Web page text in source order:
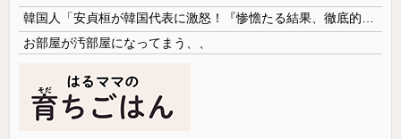
お部屋が汚部屋になってまう、、